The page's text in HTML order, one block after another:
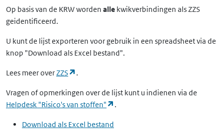
Op basis van de KRW worden alle kwikverbindingen als ZZS
geidentificeerd.
U kunt de lijst exporteren voor gebruik in een spreadsheet via de
knop "Download als Excel bestand".
Lees meer overZZS (opent in een nieuw tabblad)
.
Vragen of opmerkingen over de lijst kunt u indienen via de
Helpdesk "Risico's van stoffen"
(opent in een nieuw tabblad)
.
Download als Excel bestand